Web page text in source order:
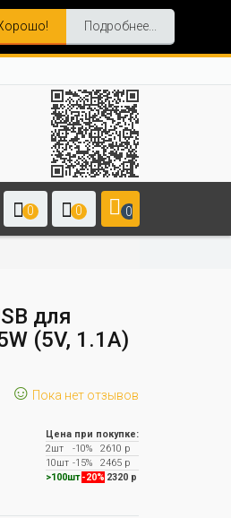
Подробнее...
0 0 0
для
(5V, 1.1A)
☺ Пока нет отзывов
Цена при покупке:
2шт
-10%
2610 р
10шт -15%
2465 р
>100шт -20% 2320 р